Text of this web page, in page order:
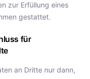
zur Erfüllung eines
gestattet.
für
an Dritte nur dann,